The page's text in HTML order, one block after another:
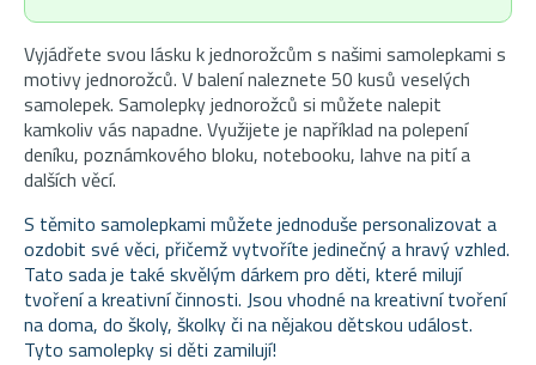
Vyjádřete svou lásku k jednorožcům s našimi samolepkami s
motivy jednorožců. V balení naleznete 50 kusů veselých
samolepek. Samolepky jednorožců si můžete nalepit
kamkoliv vás napadne. Využijete je například na polepení
deníku, poznámkového bloku, notebooku, lahve na pití a
dalších věcí.
S těmito samolepkami můžete jednoduše personalizovat a
ozdobit své věci, přičemž vytvoříte jedinečný a hravý vzhled.
Tato sada je také skvělým dárkem pro děti, které milují
tvoření a kreativní činnosti. Jsou vhodné na kreativní tvoření
na doma, do školy, školky či na nějakou dětskou událost.
Tyto samolepky si děti zamilují!